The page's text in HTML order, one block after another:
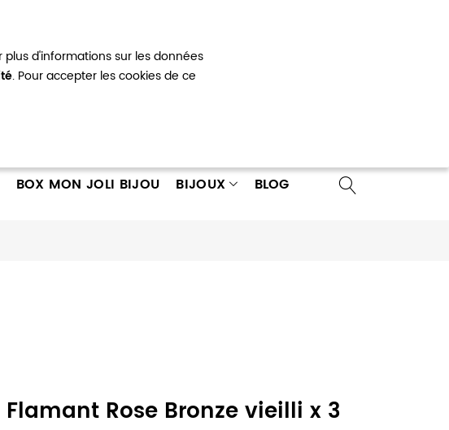
d'informations sur les données
. Pour accepter les cookies de ce
Créer un compte
BOX MON JOLI BIJOU BIJOUX BLOG
Rose Bronze vieilli x 3